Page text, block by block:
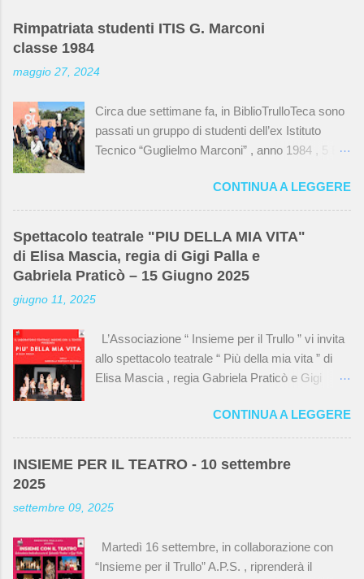
Rimpatriata studenti ITIS G. Marconi
classe 1984
maggio 27, 2024
Circa due settimane fa, in BiblioTrulloTeca sono
passati un gruppo di studenti dell’ex Istituto
Tecnico “Guglielmo Marconi” , anno 1984 , 5 B ,
dopo quarant’anni dal diploma che li ha portati a
visitare la loro vecchia scuola che ormai non
esiste più. I locali sono stati dati in gestione a
varie associazioni, tra cui l’ Associazione
“Insieme per il Trullo” che si occupa della
BiblioTrulloTeca , e spesso hanno mantenuto la
biblioteca sono rimasti gli stessi mentre nella
sala teatro , gli ex studenti hanno ricordato che
al centro correva uno scolo dove probabilmente
coperto dal nuovo pavimento. Qui sotto una
carrellata di foto, un pezzetto di storia del Trullo
e anche della biblioteca. Foto di gruppo. I
ricordavano di essere quindici in classe ma
CONTINUA A LEGGERE
Spettacolo teatrale "PIU DELLA MIA VITA"
di Elisa Mascia, regia di Gigi Palla e
Gabriela Praticò – 15 Giugno 2025
giugno 11, 2025
L’Associazione “ Insieme per il Trullo ” vi invita
allo spettacolo teatrale “ Più della mia vita ” di
Elisa Mascia , regia Gabriela Praticò e Gigi
Monte delle Capre, 23 domenica 15 giugno alle
ore 18:00 e alle ore 21:00 Ingresso libero fino a
esaurimento posti, gradita la prenotazione. Dopo
CONTINUA A LEGGERE
INSIEME PER IL TEATRO - 10 settembre
2025
settembre 09, 2025
Martedì 16 settembre, in collaborazione con
“Insieme per il Trullo” A.P.S. , riprenderà il